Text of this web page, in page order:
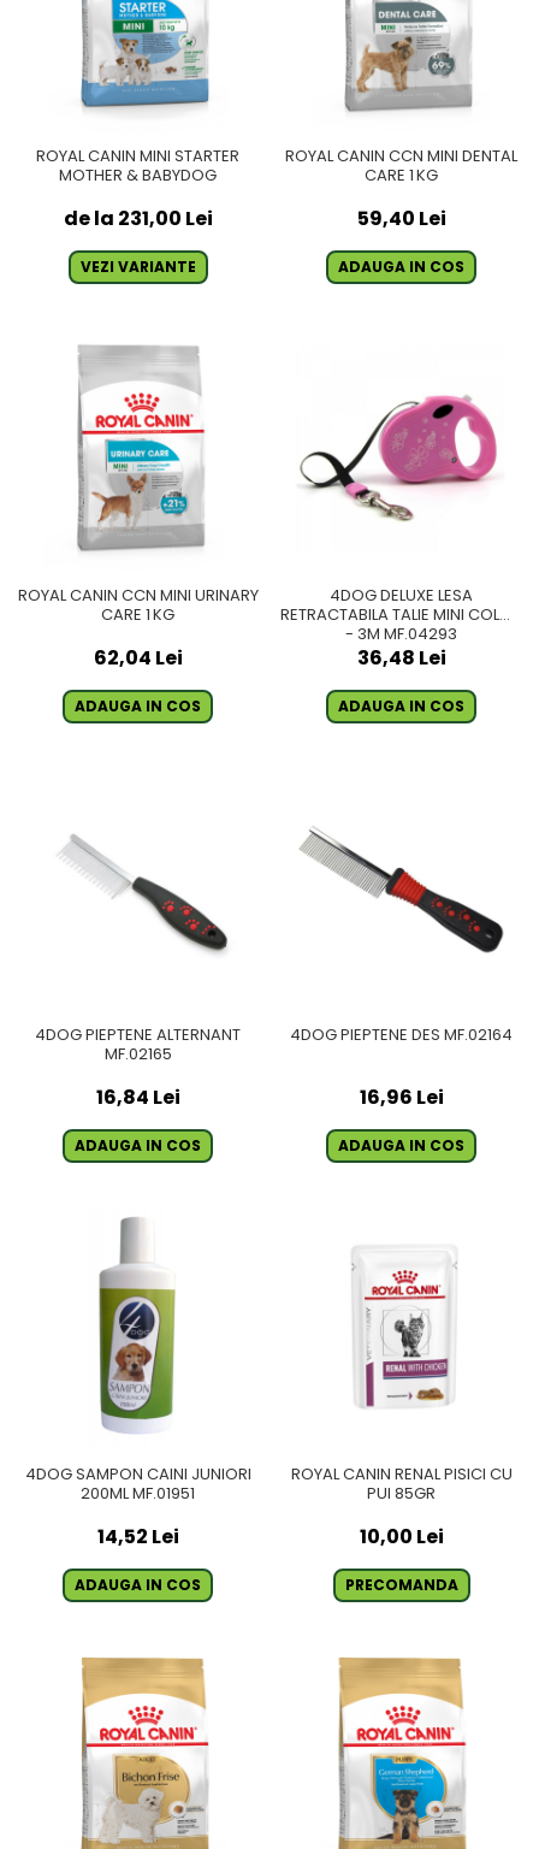
ROYAL CANIN MINI STARTER
MOTHER & BABYDOG
de la 231,00 Lei
VEZI VARIANTE
ROYAL CANIN CCN MINI DENTAL
CARE 1 KG
59,40 Lei
ADAUGA IN COS
ROYAL CANIN CCN MINI URINARY
CARE 1 KG
62,04 Lei
ADAUGA IN COS
4DOG DELUXE LESA
RETRACTABILA TALIE MINI COLOR
- 3M MF.04293
36,48 Lei
ADAUGA IN COS
4DOG PIEPTENE ALTERNANT
MF.02165
16,84 Lei
ADAUGA IN COS
4DOG PIEPTENE DES MF.02164
16,96 Lei
ADAUGA IN COS
4DOG SAMPON CAINI JUNIORI
200ML MF.01951
14,52 Lei
ADAUGA IN COS
ROYAL CANIN RENAL PISICI CU
PUI 85GR
10,00 Lei
PRECOMANDA